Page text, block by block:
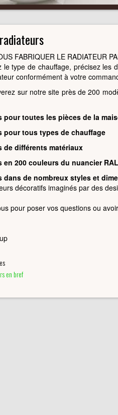
FABRIQUER LE RADIATEUR
le type de chauffage, précisez les
conformément à votre
sur notre site près de 200
pour toutes les pièces de la
pour tous types de chauffage
de différents matériaux
en 200 couleurs du nuancier
dans de nombreux styles et
décoratifs imaginés par des
pour poser vos questions ou
en bref